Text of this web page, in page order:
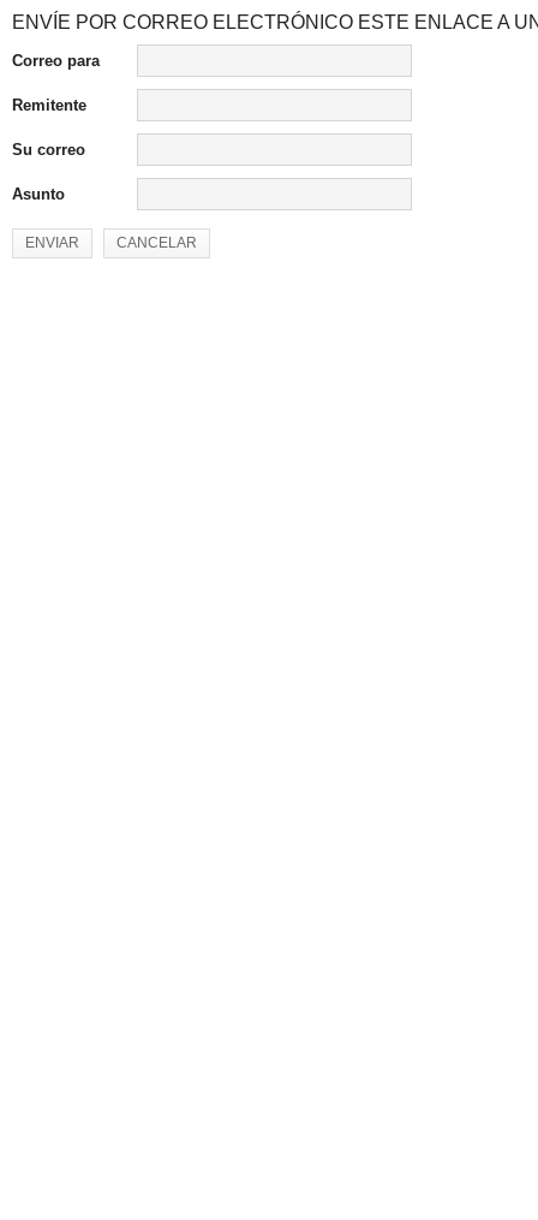
ENVÍE POR CORREO ELECTRÓNICO ESTE ENLACE A
Correo para
Remitente
Su correo
Asunto
ENVIAR CANCELAR